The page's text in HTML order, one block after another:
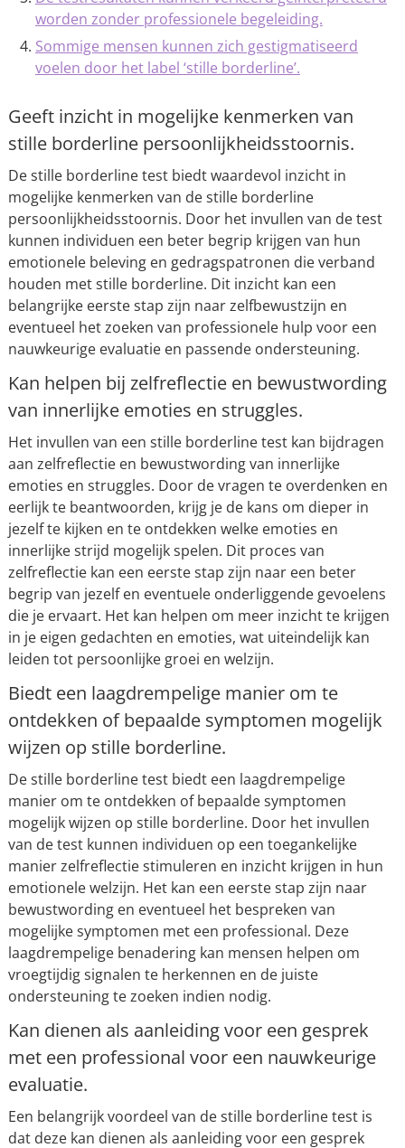
worden zonder professionele begeleiding.
Sommige mensen kunnen zich gestigmatiseerd
voelen door het label ‘stille borderline’.
Geeft inzicht in mogelijke kenmerken van
stille borderline persoonlijkheidsstoornis.
De stille borderline test biedt waardevol inzicht in
mogelijke kenmerken van de stille borderline
persoonlijkheidsstoornis. Door het invullen van de test
kunnen individuen een beter begrip krijgen van hun
emotionele beleving en gedragspatronen die verband
houden met stille borderline. Dit inzicht kan een
belangrijke eerste stap zijn naar zelfbewustzijn en
eventueel het zoeken van professionele hulp voor een
nauwkeurige evaluatie en passende ondersteuning.
Kan helpen bij zelfreflectie en bewustwording
van innerlijke emoties en struggles.
Het invullen van een stille borderline test kan bijdragen
aan zelfreflectie en bewustwording van innerlijke
emoties en struggles. Door de vragen te overdenken en
eerlijk te beantwoorden, krijg je de kans om dieper in
jezelf te kijken en te ontdekken welke emoties en
innerlijke strijd mogelijk spelen. Dit proces van
zelfreflectie kan een eerste stap zijn naar een beter
begrip van jezelf en eventuele onderliggende gevoelens
die je ervaart. Het kan helpen om meer inzicht te krijgen
in je eigen gedachten en emoties, wat uiteindelijk kan
leiden tot persoonlijke groei en welzijn.
Biedt een laagdrempelige manier om te
ontdekken of bepaalde symptomen mogelijk
wijzen op stille borderline.
De stille borderline test biedt een laagdrempelige
manier om te ontdekken of bepaalde symptomen
mogelijk wijzen op stille borderline. Door het invullen
van de test kunnen individuen op een toegankelijke
manier zelfreflectie stimuleren en inzicht krijgen in hun
emotionele welzijn. Het kan een eerste stap zijn naar
bewustwording en eventueel het bespreken van
mogelijke symptomen met een professional. Deze
laagdrempelige benadering kan mensen helpen om
vroegtijdig signalen te herkennen en de juiste
ondersteuning te zoeken indien nodig.
Kan dienen als aanleiding voor een gesprek
met een professional voor een nauwkeurige
evaluatie.
Een belangrijk voordeel van de stille borderline test is
dat deze kan dienen als aanleiding voor een gesprek